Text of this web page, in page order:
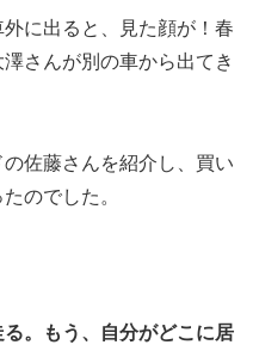
に出ると、見た顔が！春
さんが別の車から出てき
佐藤さんを紹介し、買い
のでした。
。もう、自分がどこに居